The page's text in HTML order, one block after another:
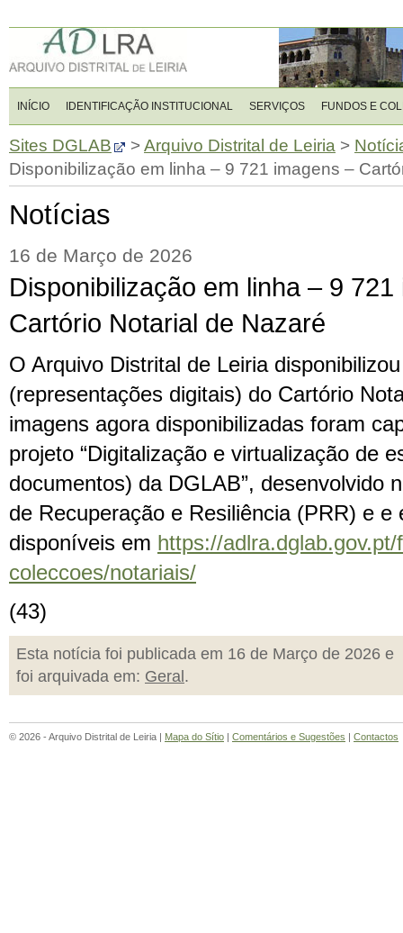
INÍCIO IDENTIFICAÇÃO INSTITUCIONAL SERVIÇOS FUNDOS E
Sites DGLAB >Arquivo Distrital de Leiria >
Disponibilização em linha – 9 721 imagens –
Notícias
16 de Março de 2026
Disponibilização em linha – 9 721
Cartório Notarial de Nazaré
O Arquivo Distrital de Leiria
(representações digitais) do Cartório
imagens agora disponibilizadas foram
projeto “Digitalização e virtualização de
documentos) da DGLAB”, desenvolvido
de Recuperação e Resiliência (PRR) e e
disponíveis em https://adlra.dglab.gov.pt/
coleccoes/notariais/
(43)
Esta notícia foi publicada em 16 de Março de 2026 e
foi arquivada em: Geral .
© 2026 - Arquivo Distrital de Leiria | Mapa do Sítio | Comentários e Sugestões | Contactos